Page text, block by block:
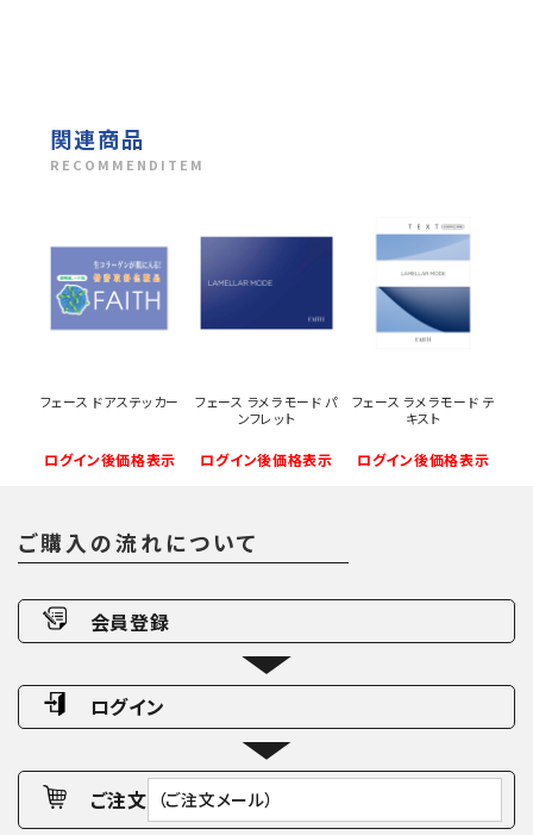
関連商品
RECOMMENDITEM
フェース ドアステッカー
ログイン後価格表示
フェース ラメラモード パ
ンフレット
ログイン後価格表示
フェース ラメラモード テ
キスト
ログイン後価格表示
ご購入の流れについて
会員登録
ログイン
ご注文 （ご注文メール）